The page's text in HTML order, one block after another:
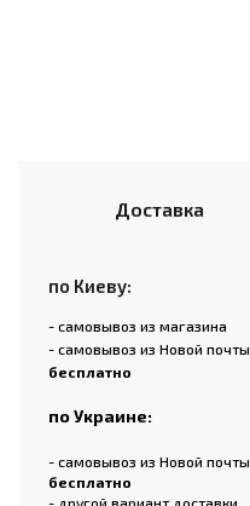
Доставка
по Киеву:
- самовывоз из магазина
- самовывоз из Новой почты
бесплатно
по Украине:
- самовывоз из Новой почты
бесплатно